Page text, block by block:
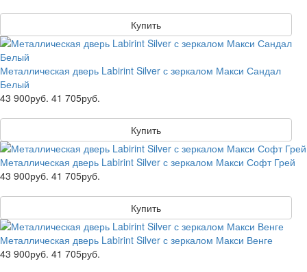
Купить
Металлическая дверь Labirint Silver с зеркалом Макси Сандал
Белый
43 900руб. 41 705руб.
Купить
Металлическая дверь Labirint Silver с зеркалом Макси Софт Грей
43 900руб. 41 705руб.
Купить
Металлическая дверь Labirint Silver с зеркалом Макси Венге
43 900руб. 41 705руб.